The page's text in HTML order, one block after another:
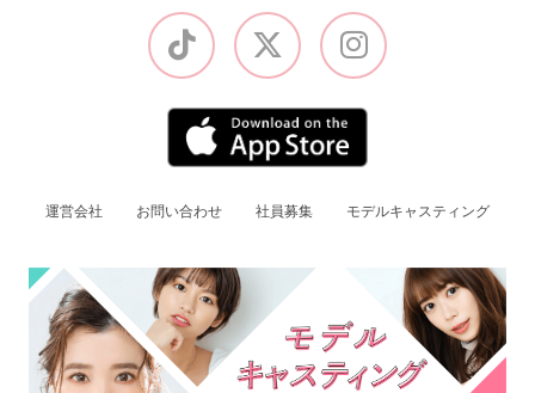
運営会社 お問い合わせ 社員募集 モデルキャスティング